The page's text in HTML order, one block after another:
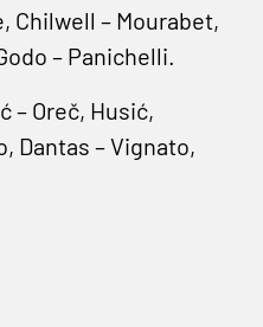
Chilwell – Mourabet,
– Panichelli.
– Oreč, Husić,
Dantas – Vignato,